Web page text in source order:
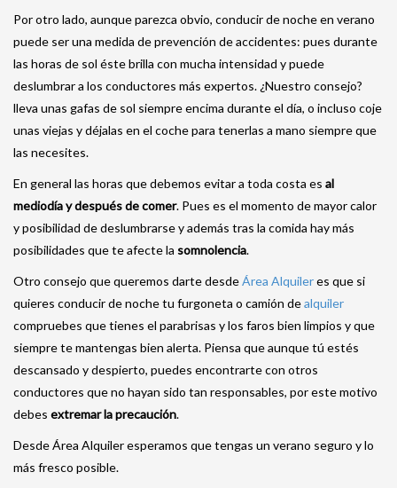
Por otro lado, aunque parezca obvio, conducir de noche en verano
puede ser una medida de prevención de accidentes: pues durante
las horas de sol éste brilla con mucha intensidad y puede
deslumbrar a los conductores más expertos. ¿Nuestro consejo?
lleva unas gafas de sol siempre encima durante el día, o incluso coje
unas viejas y déjalas en el coche para tenerlas a mano siempre que
las necesites.
En general las horas que debemos evitar a toda costa es al
mediodía y después de comer. Pues es el momento de mayor calor
y posibilidad de deslumbrarse y además tras la comida hay más
posibilidades que te afecte la somnolencia.
Otro consejo que queremos darte desdeÁrea Alquileres que si
quieres conducir de noche tu furgoneta o camión dealquiler
compruebes que tienes el parabrisas y los faros bien limpios y que
siempre te mantengas bien alerta. Piensa que aunque tú estés
descansado y despierto, puedes encontrarte con otros
conductores que no hayan sido tan responsables, por este motivo
debes extremar la precaución.
Desde Área Alquiler esperamos que tengas un verano seguro y lo
más fresco posible.